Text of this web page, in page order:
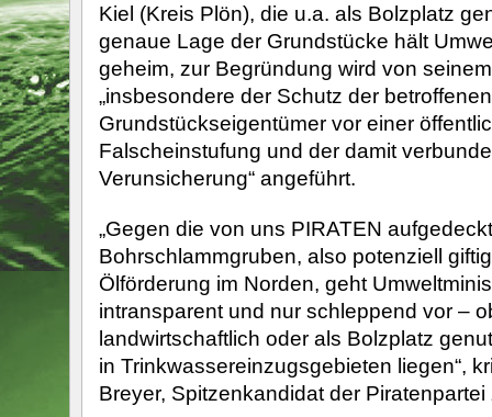
Kiel (Kreis Plön), die u.a. als Bolzplatz
genaue Lage der Grundstücke hält
geheim, zur Begründung wird von
„insbesondere der Schutz der betroffenen
Grundstückseigentümer vor einer
Falscheinstufung und der damit
Verunsicherung“ angeführt.
„Gegen die von uns PIRATEN
Bohrschlammgruben, also potenziell
Ölförderung im Norden, geht
intransparent und nur schleppend vor –
landwirtschaftlich oder als Bolzplatz
in Trinkwassereinzugsgebieten liegen“,
Breyer, Spitzenkandidat der